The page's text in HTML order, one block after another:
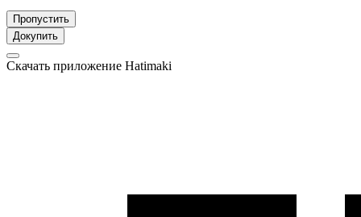
Пропустить
Докупить
Скачать приложение Hatimaki